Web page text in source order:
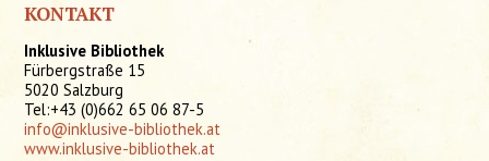
KONTAKT
Inklusive Bibliothek
Fürbergstraße 15
5020 Salzburg
Tel:+43 (0)662 65 06 87-5
info@inklusive-bibliothek.at
www.inklusive-bibliothek.at